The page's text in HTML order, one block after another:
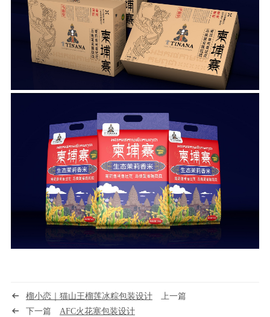
榴小恋｜猫山王榴莲冰粽包装设计上一篇
下一篇 AFC火花塞包装设计